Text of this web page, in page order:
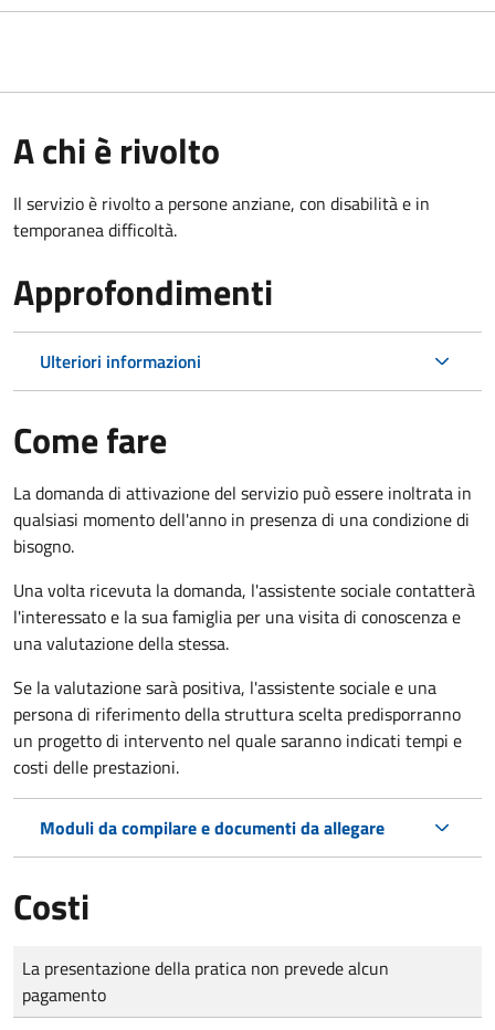
A chi è rivolto
Il servizio è rivolto a persone anziane, con disabilità e in
temporanea difficoltà.
Approfondimenti
Ulteriori informazioni
Come fare
La domanda di attivazione del servizio può essere inoltrata in
qualsiasi momento dell'anno in presenza di una condizione di
bisogno.
Una volta ricevuta la domanda, l'assistente sociale contatterà
l'interessato e la sua famiglia per una visita di conoscenza e
una valutazione della stessa.
Se la valutazione sarà positiva, l'assistente sociale e una
persona di riferimento della struttura scelta predisporranno
un progetto di intervento nel quale saranno indicati tempi e
costi delle prestazioni.
Moduli da compilare e documenti da allegare
Costi
Tipo di pagamento
Importo
La presentazione della pratica non prevede alcun
pagamento